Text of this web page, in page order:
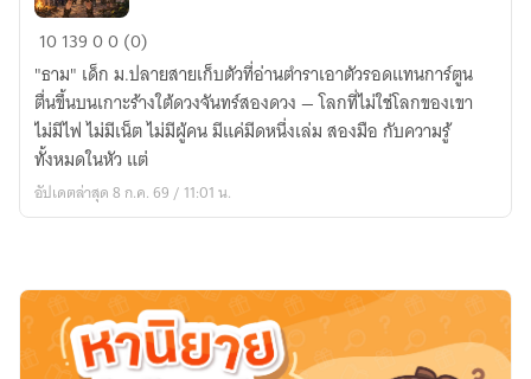
ปฐม
แห่ง
เกาะ
ร้าง
1013900 (0)
"ธาม" เด็ก ม.ปลายสายเก็บตัวที่อ่านตำราเอาตัวรอดแทนการ์ตูน
ตื่นขึ้นบนเกาะร้างใต้ดวงจันทร์สองดวง — โลกที่ไม่ใช่โลกของเขา
ไม่มีไฟ ไม่มีเน็ต ไม่มีผู้คน มีแค่มีดหนึ่งเล่ม สองมือ กับความรู้
ทั้งหมดในหัว แต่
อัปเดตล่าสุด 8 ก.ค. 69 / 11:01 น.